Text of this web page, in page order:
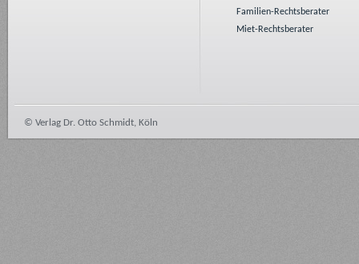
Familien-Rechtsberater
Miet-Rechtsberater
© Verlag Dr. Otto Schmidt, Köln